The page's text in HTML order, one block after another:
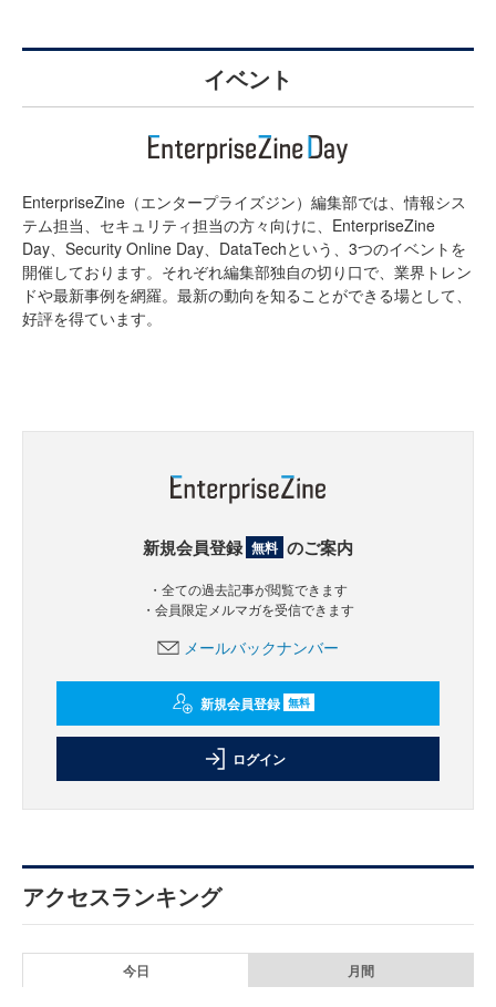
イベント
EnterpriseZine（エンタープライズジン）編集部では、情報シス
テム担当、セキュリティ担当の方々向けに、EnterpriseZine
Day、Security Online Day、DataTechという、3つのイベントを
開催しております。それぞれ編集部独自の切り口で、業界トレン
ドや最新事例を網羅。最新の動向を知ることができる場として、
好評を得ています。
新規会員登録 無料 のご案内
・全ての過去記事が閲覧できます
・会員限定メルマガを受信できます
メールバックナンバー
新規会員登録 無料
ログイン
アクセスランキング
今日 月間